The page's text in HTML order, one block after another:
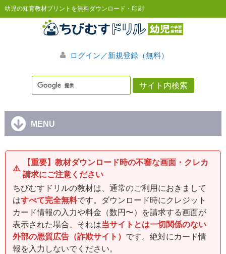
幼児の知育教材プリントを無料ダウンロード・印刷
ログイン／新規登録（無料）
MENU
⚠️
【重要】教材ダウンロード時の不審な画面・クレカ
請求にご注意ください
ちびむすドリルの教材は、通常のご利用におきまして
はすべて完全無料です。ダウンロード時にクレジット
カード情報の入力や料金（数円〜）を請求する画面が
表示された場合、それは当サイトとは一切関係のない
外部の悪質広告（詐欺サイト） です。絶対にカード情
報を入力しないでください。